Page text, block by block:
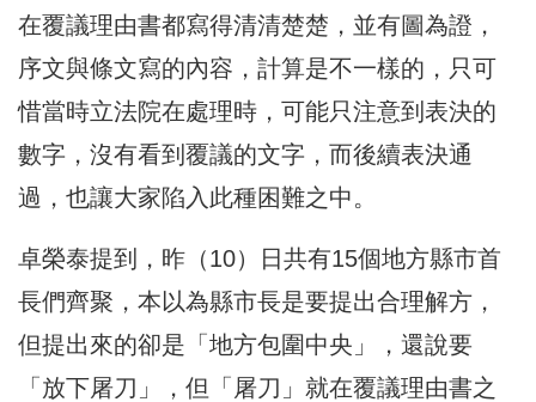
在覆議理由書都寫得清清楚楚，並有圖為證，
序文與條文寫的內容，計算是不一樣的，只可
惜當時立法院在處理時，可能只注意到表決的
數字，沒有看到覆議的文字，而後續表決通
過，也讓大家陷入此種困難之中。
卓榮泰提到，昨（10）日共有15個地方縣市首
長們齊聚，本以為縣市長是要提出合理解方，
但提出來的卻是「地方包圍中央」，還說要
「放下屠刀」，但「屠刀」就在覆議理由書之